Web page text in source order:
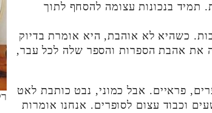
תמיד בנכונות עצומה להסחף לתוך
כשהיא לא אוהבת, היא אומרת בדיוק
את אהבת הספרות והספר שלה לכל עבר,
פראיים. אבל כמוני, נבט כותבת לאט
וכבוד עצום לסופרים. אנחנו אומרות